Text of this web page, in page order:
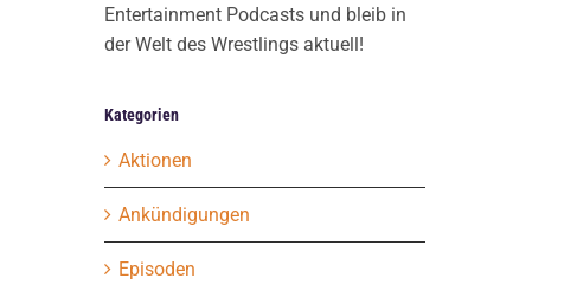
Entertainment Podcasts und bleib in
der Welt des Wrestlings aktuell!
Kategorien
Aktionen
Ankündigungen
Episoden